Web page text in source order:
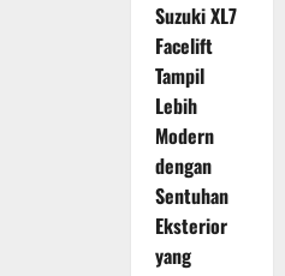
Suzuki XL7
Facelift
Tampil
Lebih
Modern
dengan
Sentuhan
Eksterior
yang